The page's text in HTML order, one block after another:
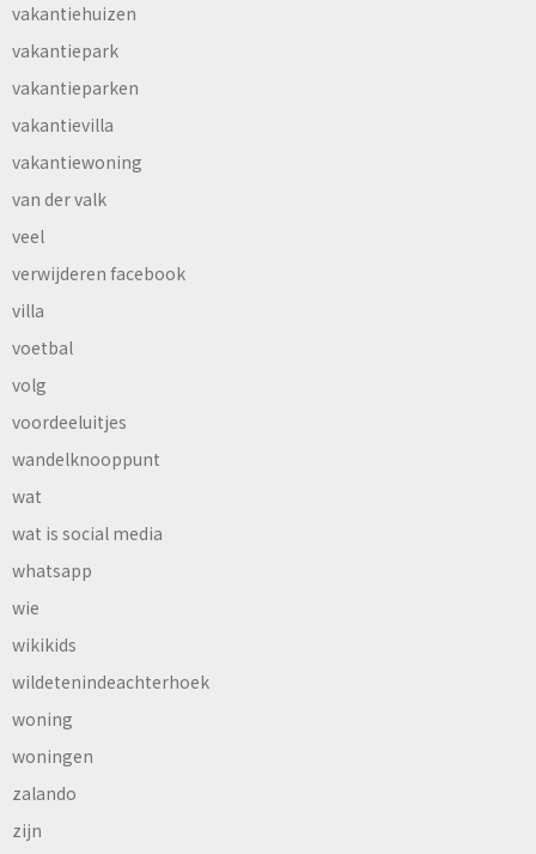
vakantiehuizen
vakantiepark
vakantieparken
vakantievilla
vakantiewoning
van der valk
veel
verwijderen facebook
villa
voetbal
volg
voordeeluitjes
wandelknooppunt
wat
wat is social media
whatsapp
wie
wikikids
wildetenindeachterhoek
woning
woningen
zalando
zijn